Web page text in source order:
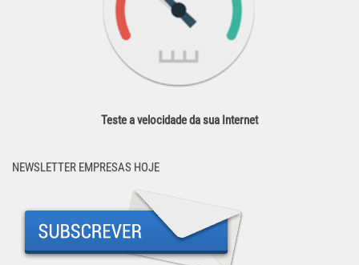
Teste a velocidade da sua Internet
NEWSLETTER EMPRESAS HOJE